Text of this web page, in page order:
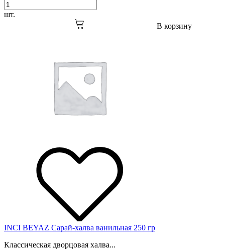
шт.
В корзину
INCI BEYAZ Сарай-халва ванильная 250 гр
Классическая дворцовая халва...